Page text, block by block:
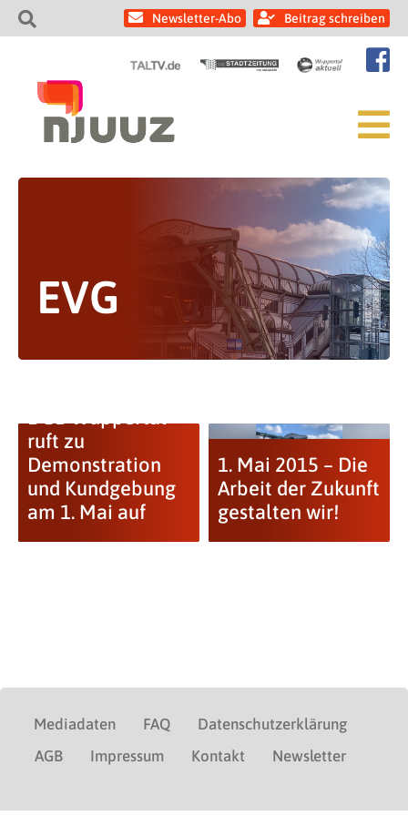
Newsletter-Abo Beitrag schreiben
EVG
ruft zu
Demonstration
und Kundgebung
am 1. Mai auf
1. Mai 2015 – Die
Arbeit der Zukunft
gestalten wir!
Mediadaten FAQ
Datenschutzerklärung
AGB
Impressum Kontakt Newsletter